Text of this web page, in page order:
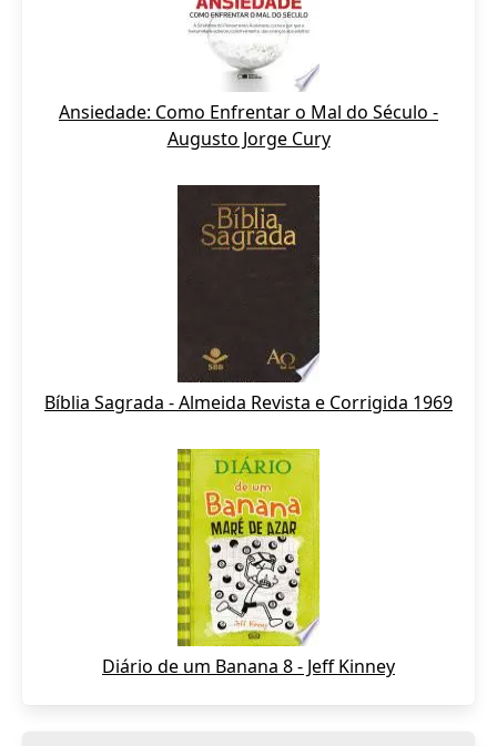
Ansiedade: Como Enfrentar o Mal do Século -
Augusto Jorge Cury
Bíblia Sagrada - Almeida Revista e Corrigida 1969
Diário de um Banana 8 - Jeff Kinney